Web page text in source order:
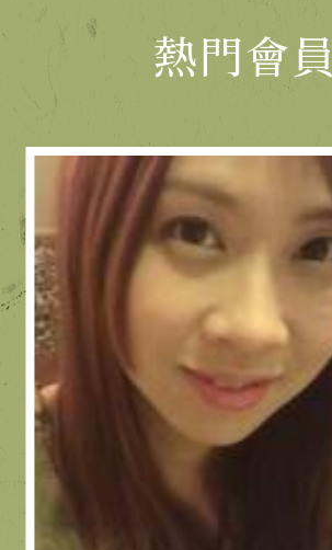
熱門會員